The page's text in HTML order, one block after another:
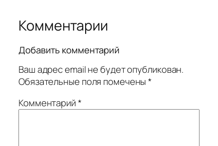
Комментарии
Добавить комментарий
Ваш адрес email не будет опубликован.
Обязательные поля помечены*
Комментарий*